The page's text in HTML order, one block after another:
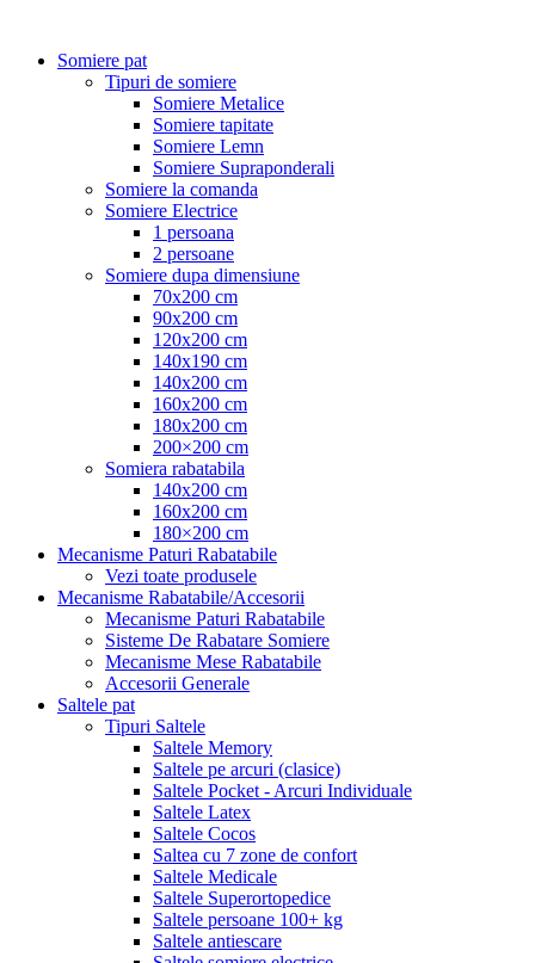
Somiere pat
Tipuri de somiere
Somiere Metalice
Somiere tapitate
Somiere Lemn
Somiere Supraponderali
Somiere la comanda
Somiere Electrice
1 persoana
2 persoane
Somiere dupa dimensiune
70x200 cm
90x200 cm
120x200 cm
140x190 cm
140x200 cm
160x200 cm
180x200 cm
200×200 cm
Somiera rabatabila
140x200 cm
160x200 cm
180×200 cm
Mecanisme Paturi Rabatabile
Vezi toate produsele
Mecanisme Rabatabile/Accesorii
Mecanisme Paturi Rabatabile
Sisteme De Rabatare Somiere
Mecanisme Mese Rabatabile
Accesorii Generale
Saltele pat
Tipuri Saltele
Saltele Memory
Saltele pe arcuri (clasice)
Saltele Pocket - Arcuri Individuale
Saltele Latex
Saltele Cocos
Saltea cu 7 zone de confort
Saltele Medicale
Saltele Superortopedice
Saltele persoane 100+ kg
Saltele antiescare